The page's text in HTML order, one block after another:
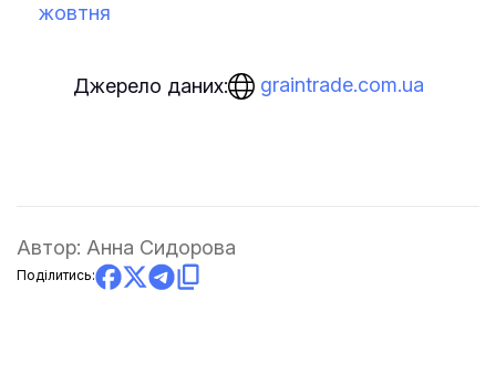
жовтня
Джерело даних: graintrade.com.ua
Автор: Анна Сидорова
Поділитись: